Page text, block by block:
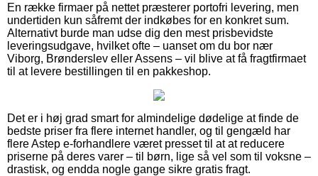
En række firmaer på nettet præsterer portofri levering, men
undertiden kun såfremt der indkøbes for en konkret sum.
Alternativt burde man udse dig den mest prisbevidste
leveringsudgave, hvilket ofte – uanset om du bor nær
Viborg, Brønderslev eller Assens – vil blive at få fragtfirmaet
til at levere bestillingen til en pakkeshop.
Det er i høj grad smart for almindelige dødelige at finde de
bedste priser fra flere internet handler, og til gengæld har
flere Astep e-forhandlere været presset til at at reducere
priserne på deres varer – til børn, lige så vel som til voksne –
drastisk, og endda nogle gange sikre gratis fragt.